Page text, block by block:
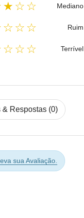
Mediano
Ruim
Terrível
& Respostas (0)
sua Avaliação.